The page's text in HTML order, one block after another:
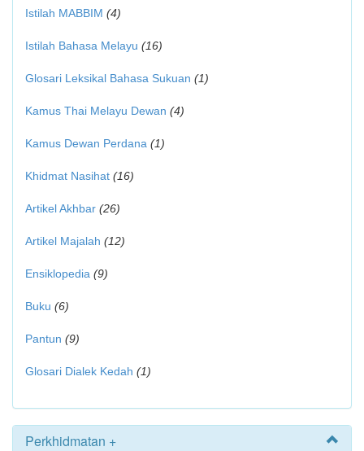
Istilah MABBIM (4)
Istilah Bahasa Melayu (16)
Glosari Leksikal Bahasa Sukuan (1)
Kamus Thai Melayu Dewan (4)
Kamus Dewan Perdana (1)
Khidmat Nasihat (16)
Artikel Akhbar (26)
Artikel Majalah (12)
Ensiklopedia (9)
Buku (6)
Pantun (9)
Glosari Dialek Kedah (1)
Perkhidmatan +